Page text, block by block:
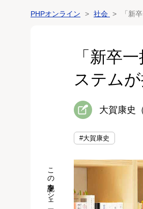
PHPオンライン 社会 「新
「新卒
ステム
大賀康史
#大賀康史
この記事をシェア